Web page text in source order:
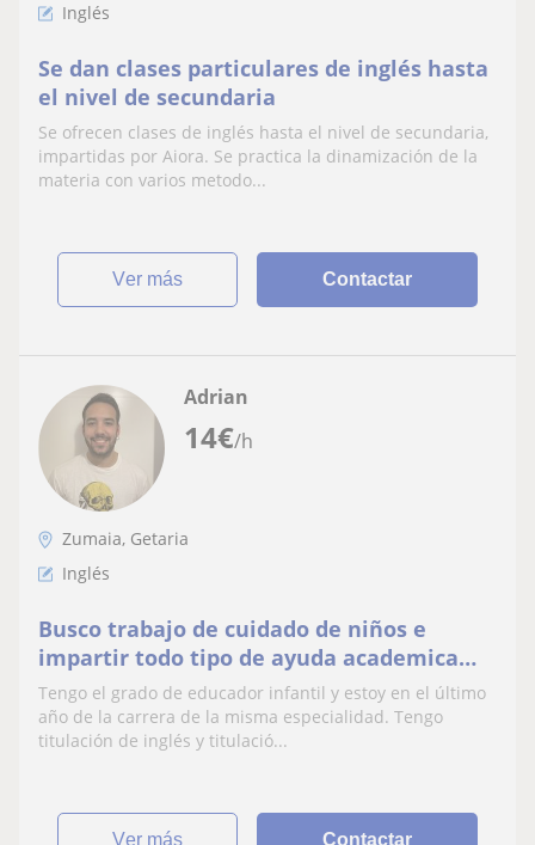
Inglés
Se dan clases particulares de inglés hasta
el nivel de secundaria
Se ofrecen clases de inglés hasta el nivel de secundaria,
impartidas por Aiora. Se practica la dinamización de la
materia con varios metodo...
ver más Contactar
14€/h
Adrian
Zumaia, Getaria
Inglés
Busco trabajo de cuidado de niños e
impartir todo tipo de ayuda academica
hasta los 12 años
Tengo el grado de educador infantil y estoy en el último
año de la carrera de la misma especialidad. Tengo
titulación de inglés y titulació...
ver más Contactar